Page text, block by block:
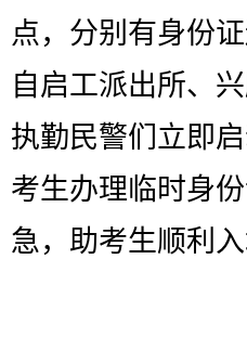
点，分别有身份
自启工派出所、
执勤民警们立即
考生办理临时身
急，助考生顺利入